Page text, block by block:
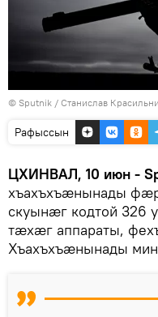
© Sputnik / Станислав
Рафыссын
ЦХИНВАЛ, 10 июн -
хъахъхъӕнынады
скуынӕг кодтой 326
тӕхӕг аппараты,
Хъахъхъӕнынады